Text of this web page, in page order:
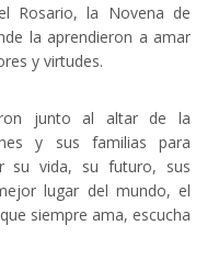
Rosario, la Novena de
la aprendieron a amar
y virtudes.
junto al altar de la
y sus familias para
su vida, su futuro, sus
lugar del mundo, el
siempre ama, escucha